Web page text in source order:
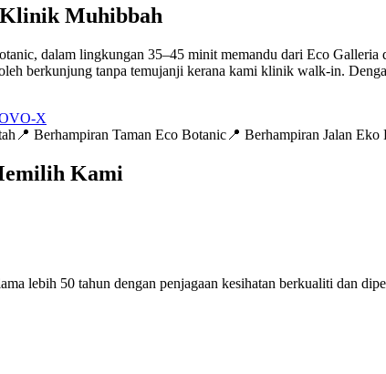
Muhibbah
dalam lingkungan 35–45 minit memandu dari Eco Galleria
berkunjung tanpa temujanji kerana kami klinik walk-in.
X
📍 Berhampiran Taman Eco Botanic 📍 Berhampiran Jalan Eko
Kami
lebih 50 tahun dengan penjagaan kesihatan berkualiti dan